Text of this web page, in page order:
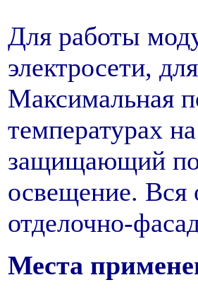
Для работы
электросети,
Максимальная
температурах
защищающий
освещение. Вся
отделочно-
Места